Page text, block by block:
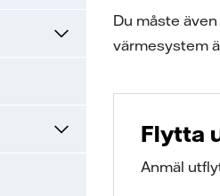
Du måste
värmesystem
Flytta
Anmäl